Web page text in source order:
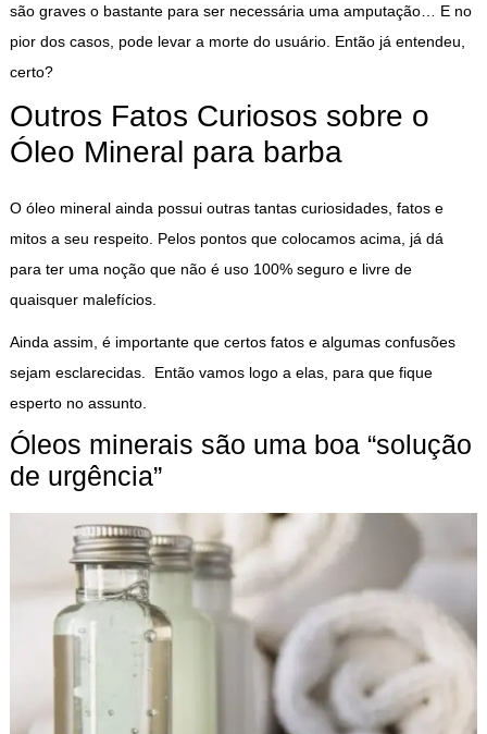
são graves o bastante para ser necessária uma amputação… E no
pior dos casos, pode levar a morte do usuário. Então já entendeu,
certo?
Outros Fatos Curiosos sobre o
Óleo Mineral para barba
O óleo mineral ainda possui outras tantas curiosidades, fatos e
mitos a seu respeito. Pelos pontos que colocamos acima, já dá
para ter uma noção que não é uso 100% seguro e livre de
quaisquer malefícios.
Ainda assim, é importante que certos fatos e algumas confusões
sejam esclarecidas. Então vamos logo a elas, para que fique
esperto no assunto.
Óleos minerais são uma boa “solução
de urgência”